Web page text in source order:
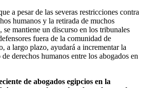
a pesar de las severas restricciones contra
humanos y la retirada de muchos
se mantiene un discurso en los tribunales
fuera de la comunidad de
a largo plazo, ayudará a incrementar la
derechos humanos entre los abogados en
de abogados egipcios en la